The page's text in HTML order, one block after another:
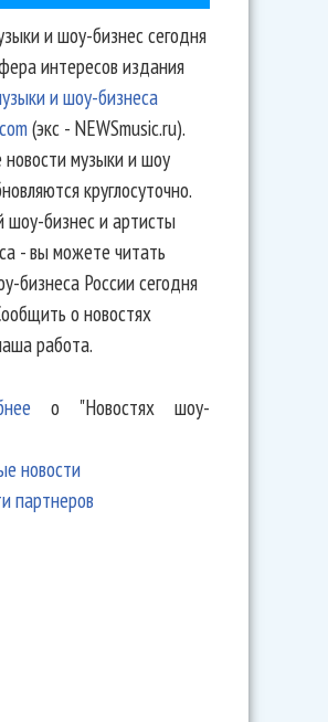
и шоу-бизнес сегодня
интересов издания
и шоу-бизнеса
(экс - NEWSmusic.ru).
музыки и шоу
круглосуточно.
шоу-бизнес и артисты
- вы можете читать
бизнеса России сегодня
о новостях
работа.
о "Новостях шоу-
новости
партнеров